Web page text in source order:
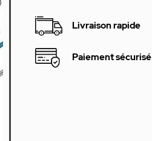
Livraison rapide
Paiement sécurisé